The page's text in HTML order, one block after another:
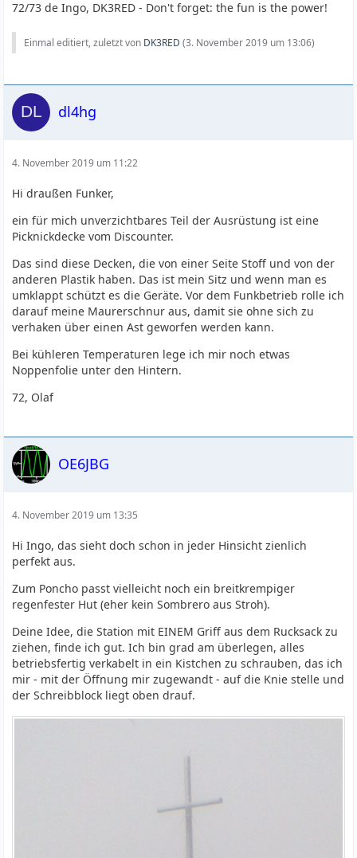
72/73 de Ingo, DK3RED - Don't forget: the fun is the power!
Einmal editiert, zuletzt von DK3RED (3. November 2019 um 13:06)
dl4hg
4. November 2019 um 11:22
Hi draußen Funker,
ein für mich unverzichtbares Teil der Ausrüstung ist eine
Picknickdecke vom Discounter.
Das sind diese Decken, die von einer Seite Stoff und von der
anderen Plastik haben. Das ist mein Sitz und wenn man es
umklappt schützt es die Geräte. Vor dem Funkbetrieb rolle ich
darauf meine Maurerschnur aus, damit sie ohne sich zu
verhaken über einen Ast geworfen werden kann.
Bei kühleren Temperaturen lege ich mir noch etwas
Noppenfolie unter den Hintern.
72, Olaf
OE6JBG
4. November 2019 um 13:35
Hi Ingo, das sieht doch schon in jeder Hinsicht zienlich
perfekt aus.
Zum Poncho passt vielleicht noch ein breitkrempiger
regenfester Hut (eher kein Sombrero aus Stroh).
Deine Idee, die Station mit EINEM Griff aus dem Rucksack zu
ziehen, finde ich gut. Ich bin grad am überlegen, alles
betriebsfertig verkabelt in ein Kistchen zu schrauben, das ich
mir - mit der Öffnung mir zugewandt - auf die Knie stelle und
der Schreibblock liegt oben drauf.